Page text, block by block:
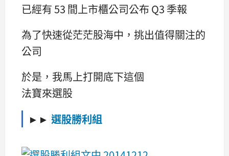
已經有 53 間上市櫃公司公布 Q3 季報
為了快速從茫茫股海中，挑出值得關注的
公司
於是，我馬上打開底下這個
法寶來選股
►► 選股勝利組